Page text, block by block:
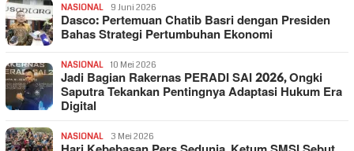
NASIONAL 9 Juni 2026
Dasco: Pertemuan Chatib Basri dengan Presiden
Bahas Strategi Pertumbuhan Ekonomi
NASIONAL 10 Mei 2026
Jadi Bagian Rakernas PERADI SAI 2026, Ongki
Saputra Tekankan Pentingnya Adaptasi Hukum Era
Digital
NASIONAL 3 Mei 2026